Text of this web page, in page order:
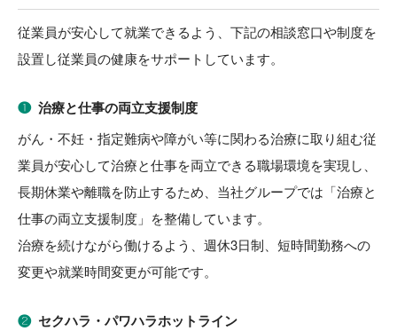
従業員が安心して就業できるよう、下記の相談窓口や制度を
設置し従業員の健康をサポートしています。
❶ 治療と仕事の両立支援制度
がん・不妊・指定難病や障がい等に関わる治療に取り組む従
業員が安心して治療と仕事を両立できる職場環境を実現し、
長期休業や離職を防止するため、当社グループでは「治療と
仕事の両立支援制度」を整備しています。
治療を続けながら働けるよう、週休3日制、短時間勤務への
変更や就業時間変更が可能です。
❷ セクハラ・パワハラホットライン